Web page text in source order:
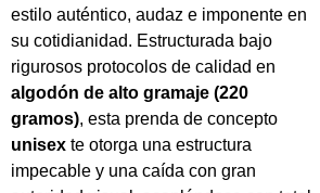
estilo auténtico, audaz e imponente en
su cotidianidad. Estructurada bajo
rigurosos protocolos de calidad en
algodón de alto gramaje (220
gramos), esta prenda de concepto
unisex te otorga una estructura
impecable y una caída con gran